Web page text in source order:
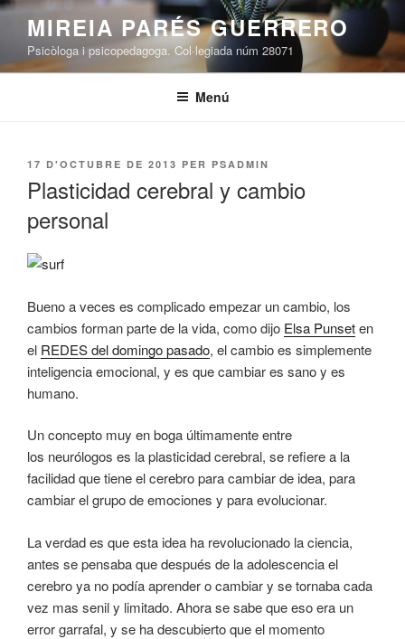
Vés
contingut
MIREIA PARÉS GUERRERO
Psicòloga i psicopedagoga. Col·legiada núm 28071
Menú
PUBLICAT
A
17 D'OCTUBRE DE 2013 PER PSADMIN
Plasticidad cerebral y cambio
personal
Bueno a veces es complicado empezar un cambio, los
cambios forman parte de la vida, como dijo Elsa Punseten
el REDES del domingo pasado, el cambio es simplemente
inteligencia emocional, y es que cambiar es sano y es
humano.
Un concepto muy en boga últimamente entre
los neurólogos es la plasticidad cerebral, se refiere a la
facilidad que tiene el cerebro para cambiar de idea, para
cambiar el grupo de emociones y para evolucionar.
La verdad es que esta idea ha revolucionado la ciencia,
antes se pensaba que después de la adolescencia el
cerebro ya no podía aprender o cambiar y se tornaba cada
vez mas senil y limitado. Ahora se sabe que eso era un
error garrafal, y se ha descubierto que el momento